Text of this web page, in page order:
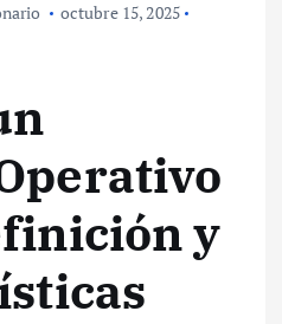
octubre 15, 2025
y